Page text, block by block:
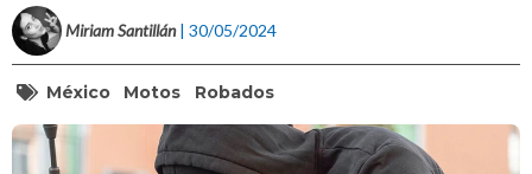
Miriam Santillán | 30/05/2024
México Motos Robados